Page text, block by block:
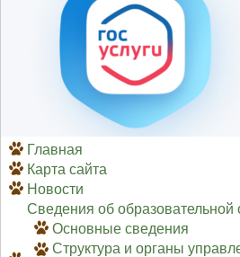
Главная
Карта сайта
Новости
Сведения об образовательной
Основные сведения
Структура и органы